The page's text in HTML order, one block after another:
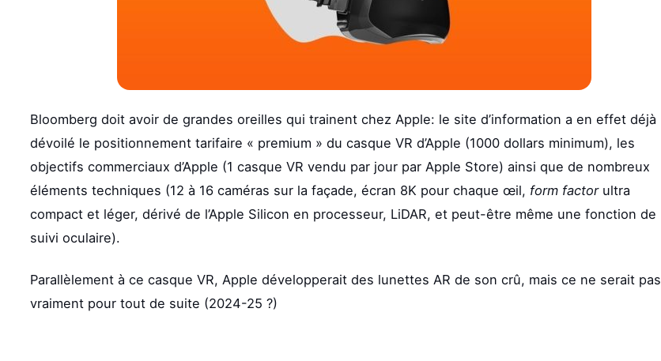
Bloomberg doit avoir de grandes oreilles qui trainent chez Apple: le site d’information a en effet déjà
dévoilé le positionnement tarifaire « premium » du casque VR d’Apple (1000 dollars minimum), les
objectifs commerciaux d’Apple (1 casque VR vendu par jour par Apple Store) ainsi que de nombreux
éléments techniques (12 à 16 caméras sur la façade, écran 8K pour chaque œil, form factorultra
compact et léger, dérivé de l’Apple Silicon en processeur, LiDAR, et peut-être même une fonction de
suivi oculaire).
Parallèlement à ce casque VR, Apple développerait des lunettes AR de son crû, mais ce ne serait pas
vraiment pour tout de suite (2024-25 ?)